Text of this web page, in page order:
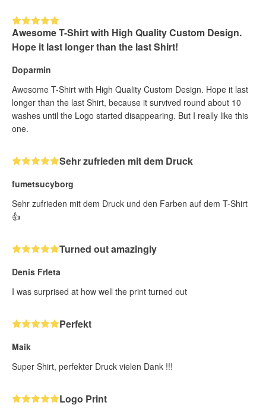
Awesome T-Shirt with High Quality Custom Design.
Hope it last longer than the last Shirt!
Doparmin
Awesome T-Shirt with High Quality Custom Design. Hope it last
longer than the last Shirt, because it survived round about 10
washes until the Logo started disappearing. But I really like this
one.
Sehr zufrieden mit dem Druck
fumetsucyborg
Sehr zufrieden mit dem Druck und den Farben auf dem T-Shirt
👍
Turned out amazingly
Denis Frleta
I was surprised at how well the print turned out
Perfekt
Maik
Super Shirt, perfekter Druck vielen Dank !!!
Logo Print